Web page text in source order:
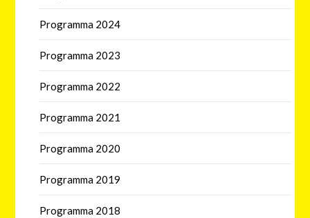
Programma 2024
Programma 2023
Programma 2022
Programma 2021
Programma 2020
Programma 2019
Programma 2018